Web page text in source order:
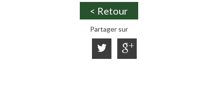
< Retour
Partager sur